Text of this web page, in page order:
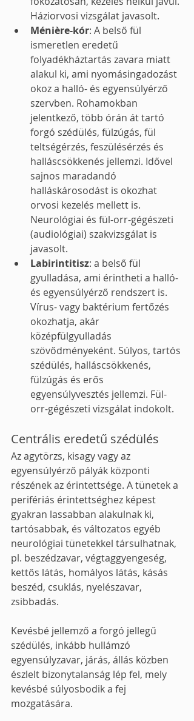
Háziorvosi vizsgálat javasolt.
Ménière-kór: A belső fül
ismeretlen eredetű
folyadékháztartás zavara miatt
alakul ki, ami nyomásingadozást
okoz a halló- és egyensúlyérző
szervben. Rohamokban
jelentkező, több órán át tartó
forgó szédülés, fülzúgás, fül
teltségérzés, feszülésérzés és
halláscsökkenés jellemzi. Idővel
sajnos maradandó
halláskárosodást is okozhat
orvosi kezelés mellett is.
Neurológiai és fül-orr-gégészeti
(audiológiai) szakvizsgálat is
javasolt.
Labirintitisz: a belső fül
gyulladása, ami érintheti a halló-
és egyensúlyérző rendszert is.
Vírus- vagy baktérium fertőzés
okozhatja, akár
középfülgyulladás
szövődményeként. Súlyos, tartós
szédülés, halláscsökkenés,
fülzúgás és erős
egyensúlyvesztés jellemzi. Fül-
orr-gégészeti vizsgálat indokolt.
Centrális eredetű szédülés
Az agytörzs, kisagy vagy az
egyensúlyérző pályák központi
részének az érintettsége. A tünetek a
perifériás érintettséghez képest
gyakran lassabban alakulnak ki,
tartósabbak, és változatos egyéb
neurológiai tünetekkel társulhatnak,
pl. beszédzavar, végtaggyengeség,
kettős látás, homályos látás, kásás
beszéd, csuklás, nyelészavar,
zsibbadás.
Kevésbé jellemző a forgó jellegű
szédülés, inkább hullámzó
egyensúlyzavar, járás, állás közben
észlelt bizonytalanság lép fel, mely
kevésbé súlyosbodik a fej
mozgatására.